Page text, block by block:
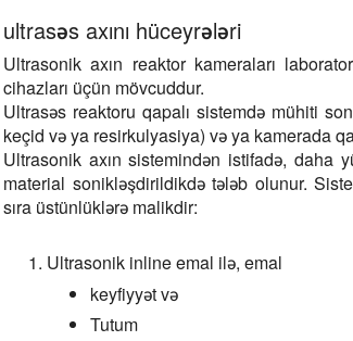
ultrasəs axını hüceyrələri
Ultrasonik axın reaktor kameraları
cihazları üçün mövcuddur.
Ultrasəs reaktoru qapalı sistemdə mühiti
keçid və ya resirkulyasiya) və ya kamerada
Ultrasonik axın sistemindən istifadə, daha
material sonikləşdirildikdə tələb olunur.
sıra üstünlüklərə malikdir:
Ultrasonik inline emal ilə, emal
keyfiyyət və
Tutum